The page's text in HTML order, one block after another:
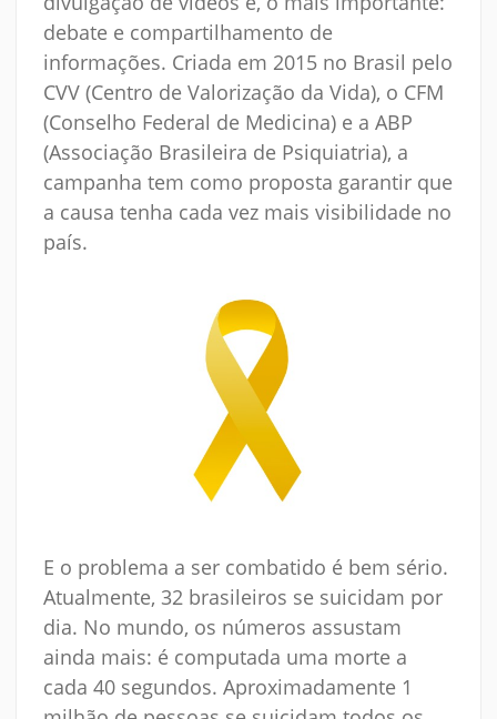
debate e compartilhamento de
informações. Criada em 2015 no Brasil pelo
CVV (Centro de Valorização da Vida), o CFM
(Conselho Federal de Medicina) e a ABP
(Associação Brasileira de Psiquiatria), a
campanha tem como proposta garantir que
a causa tenha cada vez mais visibilidade no
país.
E o problema a ser combatido é bem sério.
Atualmente, 32 brasileiros se suicidam por
dia. No mundo, os números assustam
ainda mais: é computada uma morte a
cada 40 segundos. Aproximadamente 1